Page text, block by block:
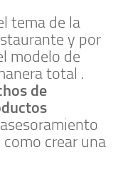
tema de la
y por
modelo de
total .
de
crear una